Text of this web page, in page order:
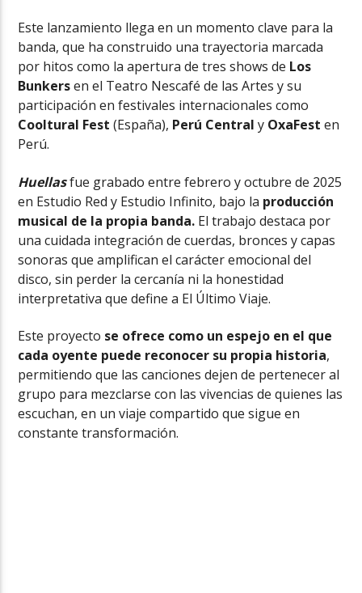
Este lanzamiento llega en un momento clave para la
banda, que ha construido una trayectoria marcada
por hitos como la apertura de tres shows de Los
Bunkersen el Teatro Nescafé de las Artes y su
participación en festivales internacionales como
Cooltural Fest (España), Perú Central y OxaFest en
Perú.
Huellasfue grabado entre febrero y octubre de 2025
en Estudio Red y Estudio Infinito, bajo la producción
musical de la propia banda. El trabajo destaca por
una cuidada integración de cuerdas, bronces y capas
sonoras que amplifican el carácter emocional del
disco, sin perder la cercanía ni la honestidad
interpretativa que define a El Último Viaje.
Este proyecto se ofrece como un espejo en el que
cada oyente puede reconocer su propia historia,
permitiendo que las canciones dejen de pertenecer al
grupo para mezclarse con las vivencias de quienes las
escuchan, en un viaje compartido que sigue en
constante transformación.